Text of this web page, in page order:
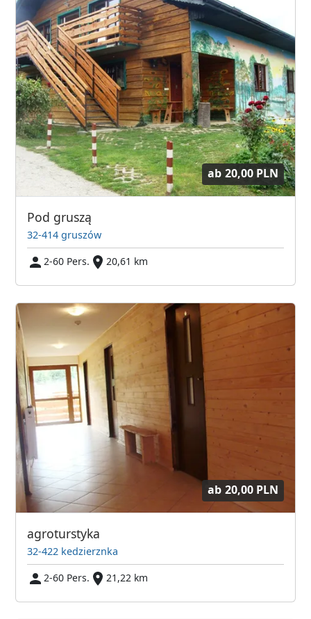
ab 20,00 PLN
Pod gruszą
32-414 gruszów
2-60 Pers.
20,61 km
ab 20,00 PLN
agroturstyka
32-422 kedzierznka
2-60 Pers.
21,22 km